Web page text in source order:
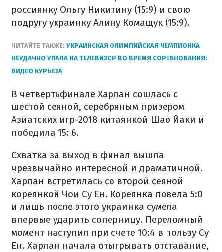
россиянку Ольгу Никитину (15:9) и свою
подругу украинку Алину Комащук (15:9).
ЧИТАЙТЕ ТАКЖЕ: УКРАИНСКАЯ ОЛИМПИЙСКАЯ ЧЕМПИОНКА
НЕУДАЧНО УПАЛА НА ТЕЛЕВИЗОР ВО ВРЕМЯ СОРЕВНОВАНИЯ:
ВИДЕО КУРЬЕЗА
В четвертьфинале Харлан сошлась с
шестой сеяной, серебряным призером
Азиатских игр-2018 китаянкой Шао Йаки и
победила 15: 6.
Схватка за выход в финал вышла
чрезвычайно интересной и драматичной.
Харлан встретилась со второй сеяной
кореянкой Чои Су Ен. Кореянка повела 5:0
и лишь после этого украинка сумела
впервые ударить соперницу. Переломный
момент наступил при счете 10:4 в пользу Су
Ен. Харлан начала отыгрывать отставание,